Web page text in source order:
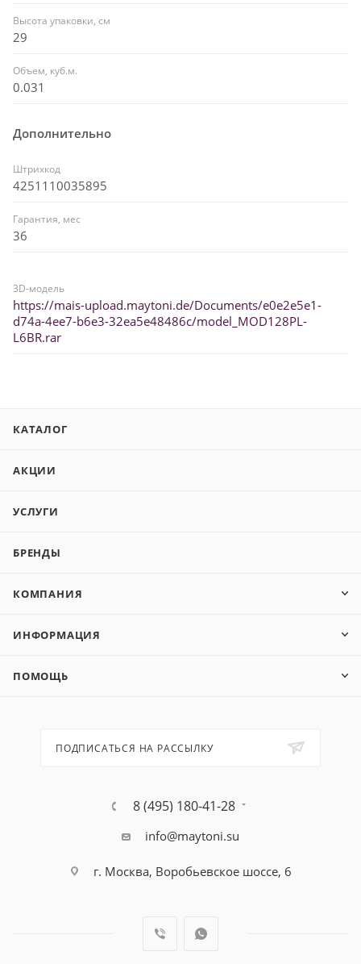
Высота упаковки, см
29
Объем, куб.м.
0.031
Дополнительно
Штрихкод
4251110035895
Гарантия, мес
36
3D-модель
https://mais-upload.maytoni.de/Documents/e0e2e5e1-
d74a-4ee7-b6e3-32ea5e48486c/model_MOD128PL-
L6BR.rar
КАТАЛОГ
АКЦИИ
УСЛУГИ
БРЕНДЫ
КОМПАНИЯ
ИНФОРМАЦИЯ
ПОМОЩЬ
ПОДПИСАТЬСЯ НА РАССЫЛКУ
8 (495) 180-41-28
info@maytoni.su
г. Москва, Воробьевское шоссе, 6